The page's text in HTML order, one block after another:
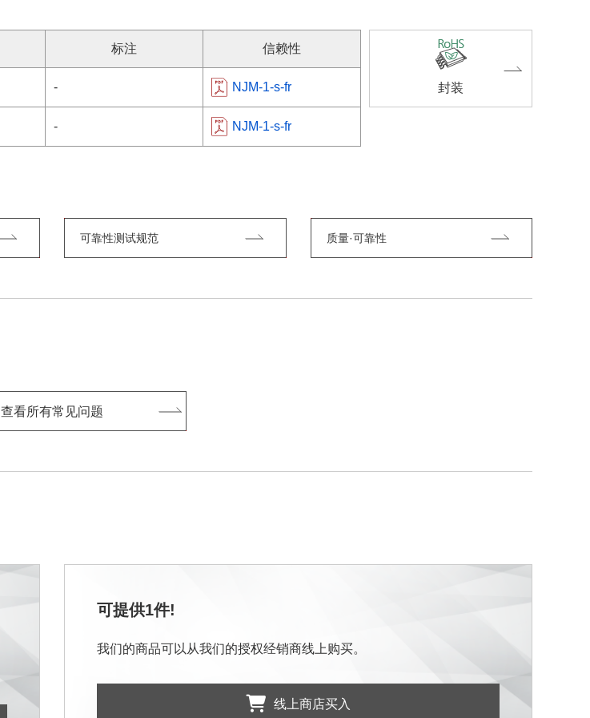
标注 信赖性
- NJM-1-s-fr
- NJM-1-s-fr
封装
可靠性测试规范 质量·可靠性
查看所有常见问题
可提供1件!
我们的商品可以从我们的授权经销商线上购买。
线上商店买入